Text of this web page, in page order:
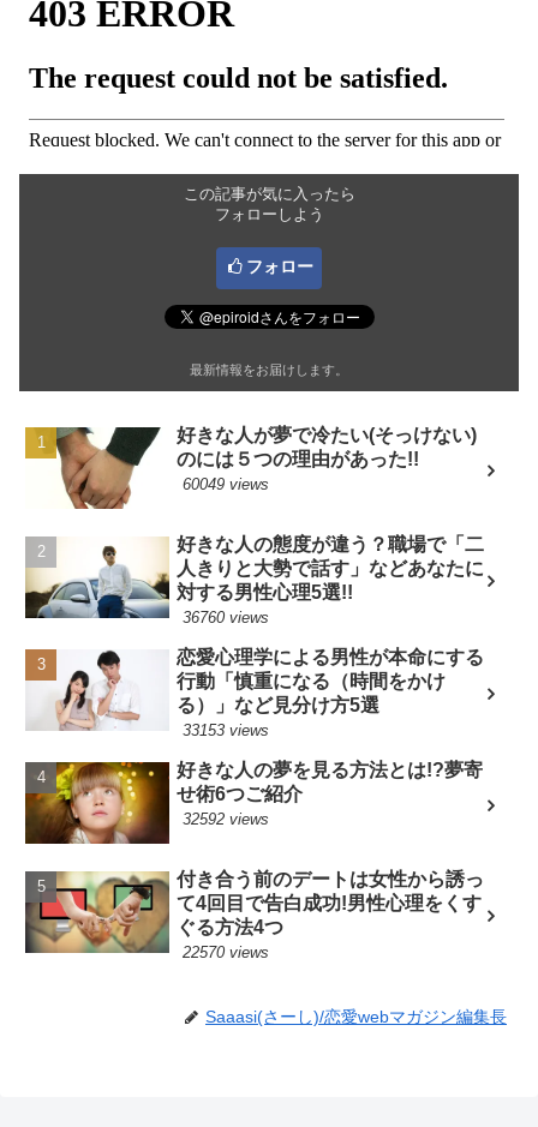
この記事が気に入ったら
フォローしよう
フォロー
最新情報をお届けします。
好きな人が夢で冷たい(そっけない)
のには５つの理由があった!!
60049 views
好きな人の態度が違う？職場で「二
人きりと大勢で話す」などあなたに
対する男性心理5選!!
36760 views
恋愛心理学による男性が本命にする
行動「慎重になる（時間をかけ
る）」など見分け方5選
33153 views
好きな人の夢を見る方法とは!?夢寄
せ術6つご紹介
32592 views
付き合う前のデートは女性から誘っ
て4回目で告白成功!男性心理をくす
ぐる方法4つ
22570 views
Saaasi(さーし)/恋愛webマガジン編集長